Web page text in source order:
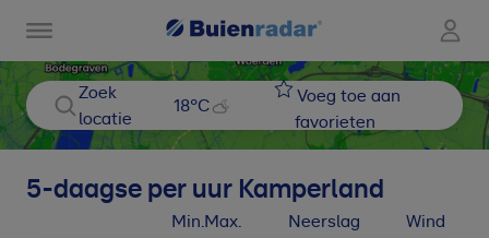
Zoek
locatie
18°C
Voeg toe aan
favorieten
5-daagse per uur Kamperland
Min. Max. Neerslag Wind